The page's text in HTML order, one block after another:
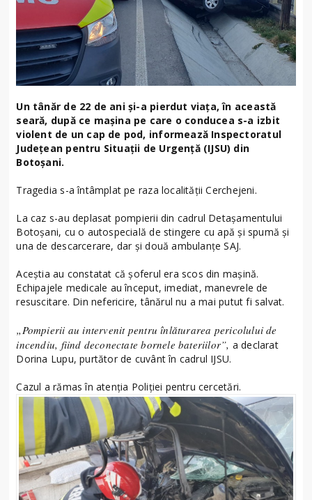
Un tânăr de 22 de ani și-a pierdut viața, în această
seară, după ce mașina pe care o conducea s-a izbit
violent de un cap de pod, informează Inspectoratul
Județean pentru Situații de Urgență (IJSU) din
Botoșani.
Tragedia s-a întâmplat pe raza localității Cerchejeni.
La caz s-au deplasat pompierii din cadrul Detașamentului
Botoșani, cu o autospecială de stingere cu apă și spumă și
una de descarcerare, dar și două ambulanțe SAJ.
Aceștia au constatat că șoferul era scos din mașină.
Echipajele medicale au început, imediat, manevrele de
resuscitare. Din nefericire, tânărul nu a mai putut fi salvat.
„Pompierii au intervenit pentru înlăturarea pericolului de
incendiu, fiind deconectate bornele bateriilor”, a declarat
Dorina Lupu, purtător de cuvânt în cadrul IJSU.
Cazul a rămas în atenția Poliției pentru cercetări.